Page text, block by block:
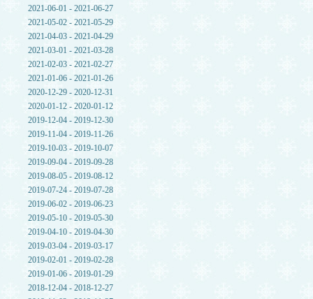
2021-06-01 - 2021-06-27
2021-05-02 - 2021-05-29
2021-04-03 - 2021-04-29
2021-03-01 - 2021-03-28
2021-02-03 - 2021-02-27
2021-01-06 - 2021-01-26
2020-12-29 - 2020-12-31
2020-01-12 - 2020-01-12
2019-12-04 - 2019-12-30
2019-11-04 - 2019-11-26
2019-10-03 - 2019-10-07
2019-09-04 - 2019-09-28
2019-08-05 - 2019-08-12
2019-07-24 - 2019-07-28
2019-06-02 - 2019-06-23
2019-05-10 - 2019-05-30
2019-04-10 - 2019-04-30
2019-03-04 - 2019-03-17
2019-02-01 - 2019-02-28
2019-01-06 - 2019-01-29
2018-12-04 - 2018-12-27